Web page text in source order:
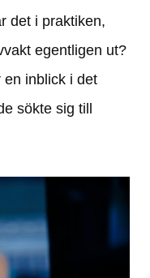
det i praktiken,
egentligen ut?
en inblick i det
sökte sig till